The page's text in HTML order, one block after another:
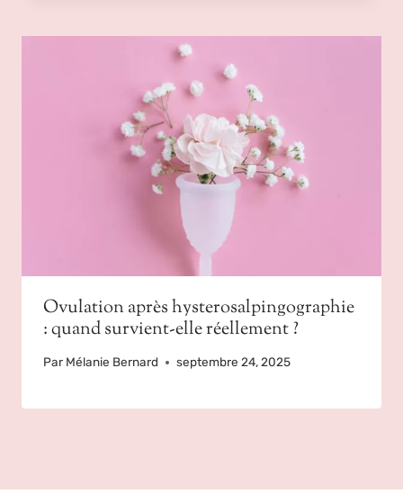
Ovulation après hysterosalpingographie
: quand survient-elle réellement ?
Par Mélanie Bernard septembre 24, 2025